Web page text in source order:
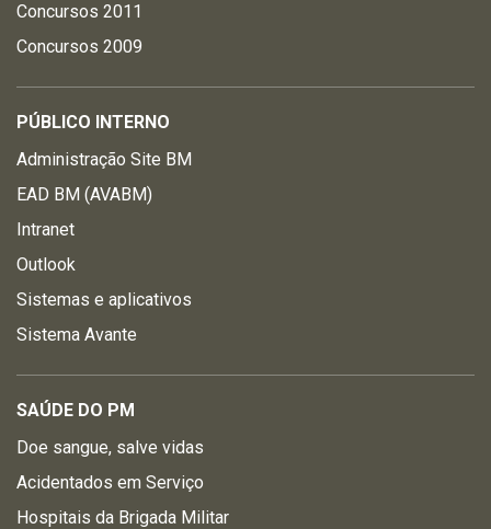
Concursos 2011
Concursos 2009
PÚBLICO INTERNO
Administração Site BM
EAD BM (AVABM)
Intranet
Outlook
Sistemas e aplicativos
Sistema Avante
SAÚDE DO PM
Doe sangue, salve vidas
Acidentados em Serviço
Hospitais da Brigada Militar